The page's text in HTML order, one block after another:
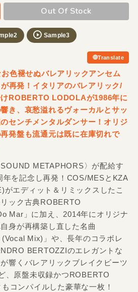
Out Of Stock
Sample3
Translate
色褪せぬバレアリックアンセム
再発！イタリアのバレアリック/
ROBERTO LODOLAが1986年に
き、哀愁溢れるヴォーカルとサッ
センチメンタルダンサー！オリジ
発盤も流通元は既に在庫切れで
METAPHORS〉が配給す
年を記念し再発！COS/MESとKZA
エディット＆リミックスしたこ
ック古典ROBERTO
Mar」に加え、2014年にオリジナ
身が再構築し直した名曲
(Vocal Mix)」や、長年のコラボレ
BERTOZZIのエレガントな
響くバレアリックブレイクビーツ
、原盤未収録かつROBERTO
コンパイルした豪華な一枚！